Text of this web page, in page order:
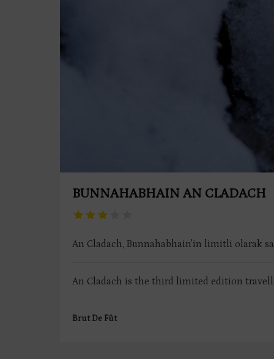
BUNNAHABHAIN AN CLADACH
An Cladach, Bunnahabhain'in limitli olarak
An Cladach is the third limited edition
Brut De Fût